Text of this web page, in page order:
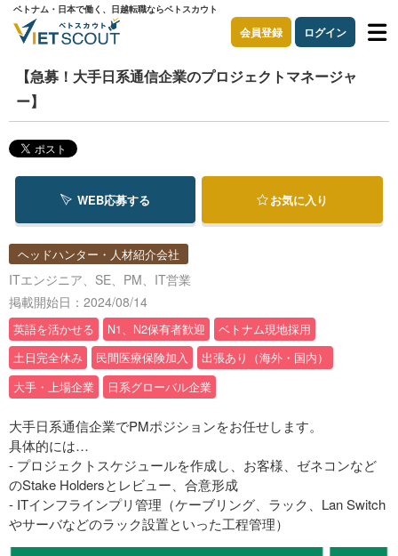
ベトナム・日本で働く、日越転職ならベトスカウト
会員登録 ログイン
【急募！大手日系通信企業のプロジェクトマネージャ
ー】
WEB応募する お気に入り
ヘッドハンター・人材紹介会社
ITエンジニア、SE、PM、IT営業
掲載開始日：2024/08/14
英語を活かせる N1、N2保有者歓迎
ベトナム現地採用
土日完全休み
民間医療保険加入
出張あり（海外・国内）
大手・上場企業
日系グローバル企業
大手日系通信企業でPMポジションをお任せします。
具体的には…
- プロジェクトスケジュールを作成し、お客様、ゼネコンなど
のStake Holdersとレビュー、合意形成
- ITインフラインプリ管理（ケーブリング、ラック、Lan Switch
やサーバなどのラック設置といった工程管理）